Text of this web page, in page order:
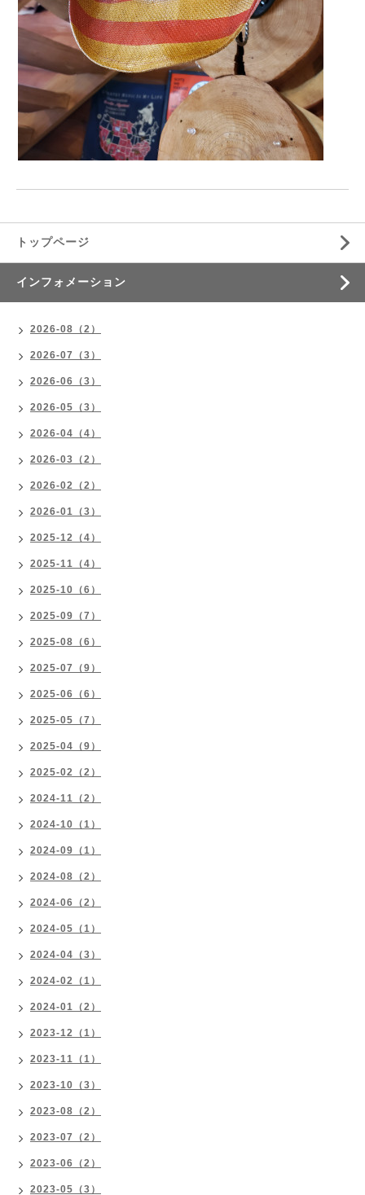
トップページ
インフォメーション
2026-08（2）
2026-07（3）
2026-06（3）
2026-05（3）
2026-04（4）
2026-03（2）
2026-02（2）
2026-01（3）
2025-12（4）
2025-11（4）
2025-10（6）
2025-09（7）
2025-08（6）
2025-07（9）
2025-06（6）
2025-05（7）
2025-04（9）
2025-02（2）
2024-11（2）
2024-10（1）
2024-09（1）
2024-08（2）
2024-06（2）
2024-05（1）
2024-04（3）
2024-02（1）
2024-01（2）
2023-12（1）
2023-11（1）
2023-10（3）
2023-08（2）
2023-07（2）
2023-06（2）
2023-05（3）